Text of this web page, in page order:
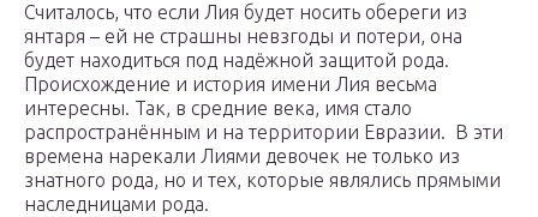
Считалось, что если Лия будет носить обереги из
янтаря – ей не страшны невзгоды и потери, она
будет находиться под надёжной защитой рода.
Происхождение и история имени Лия весьма
интересны. Так, в средние века, имя стало
распространённым и на территории Евразии. В эти
времена нарекали Лиями девочек не только из
знатного рода, но и тех, которые являлись прямыми
наследницами рода.